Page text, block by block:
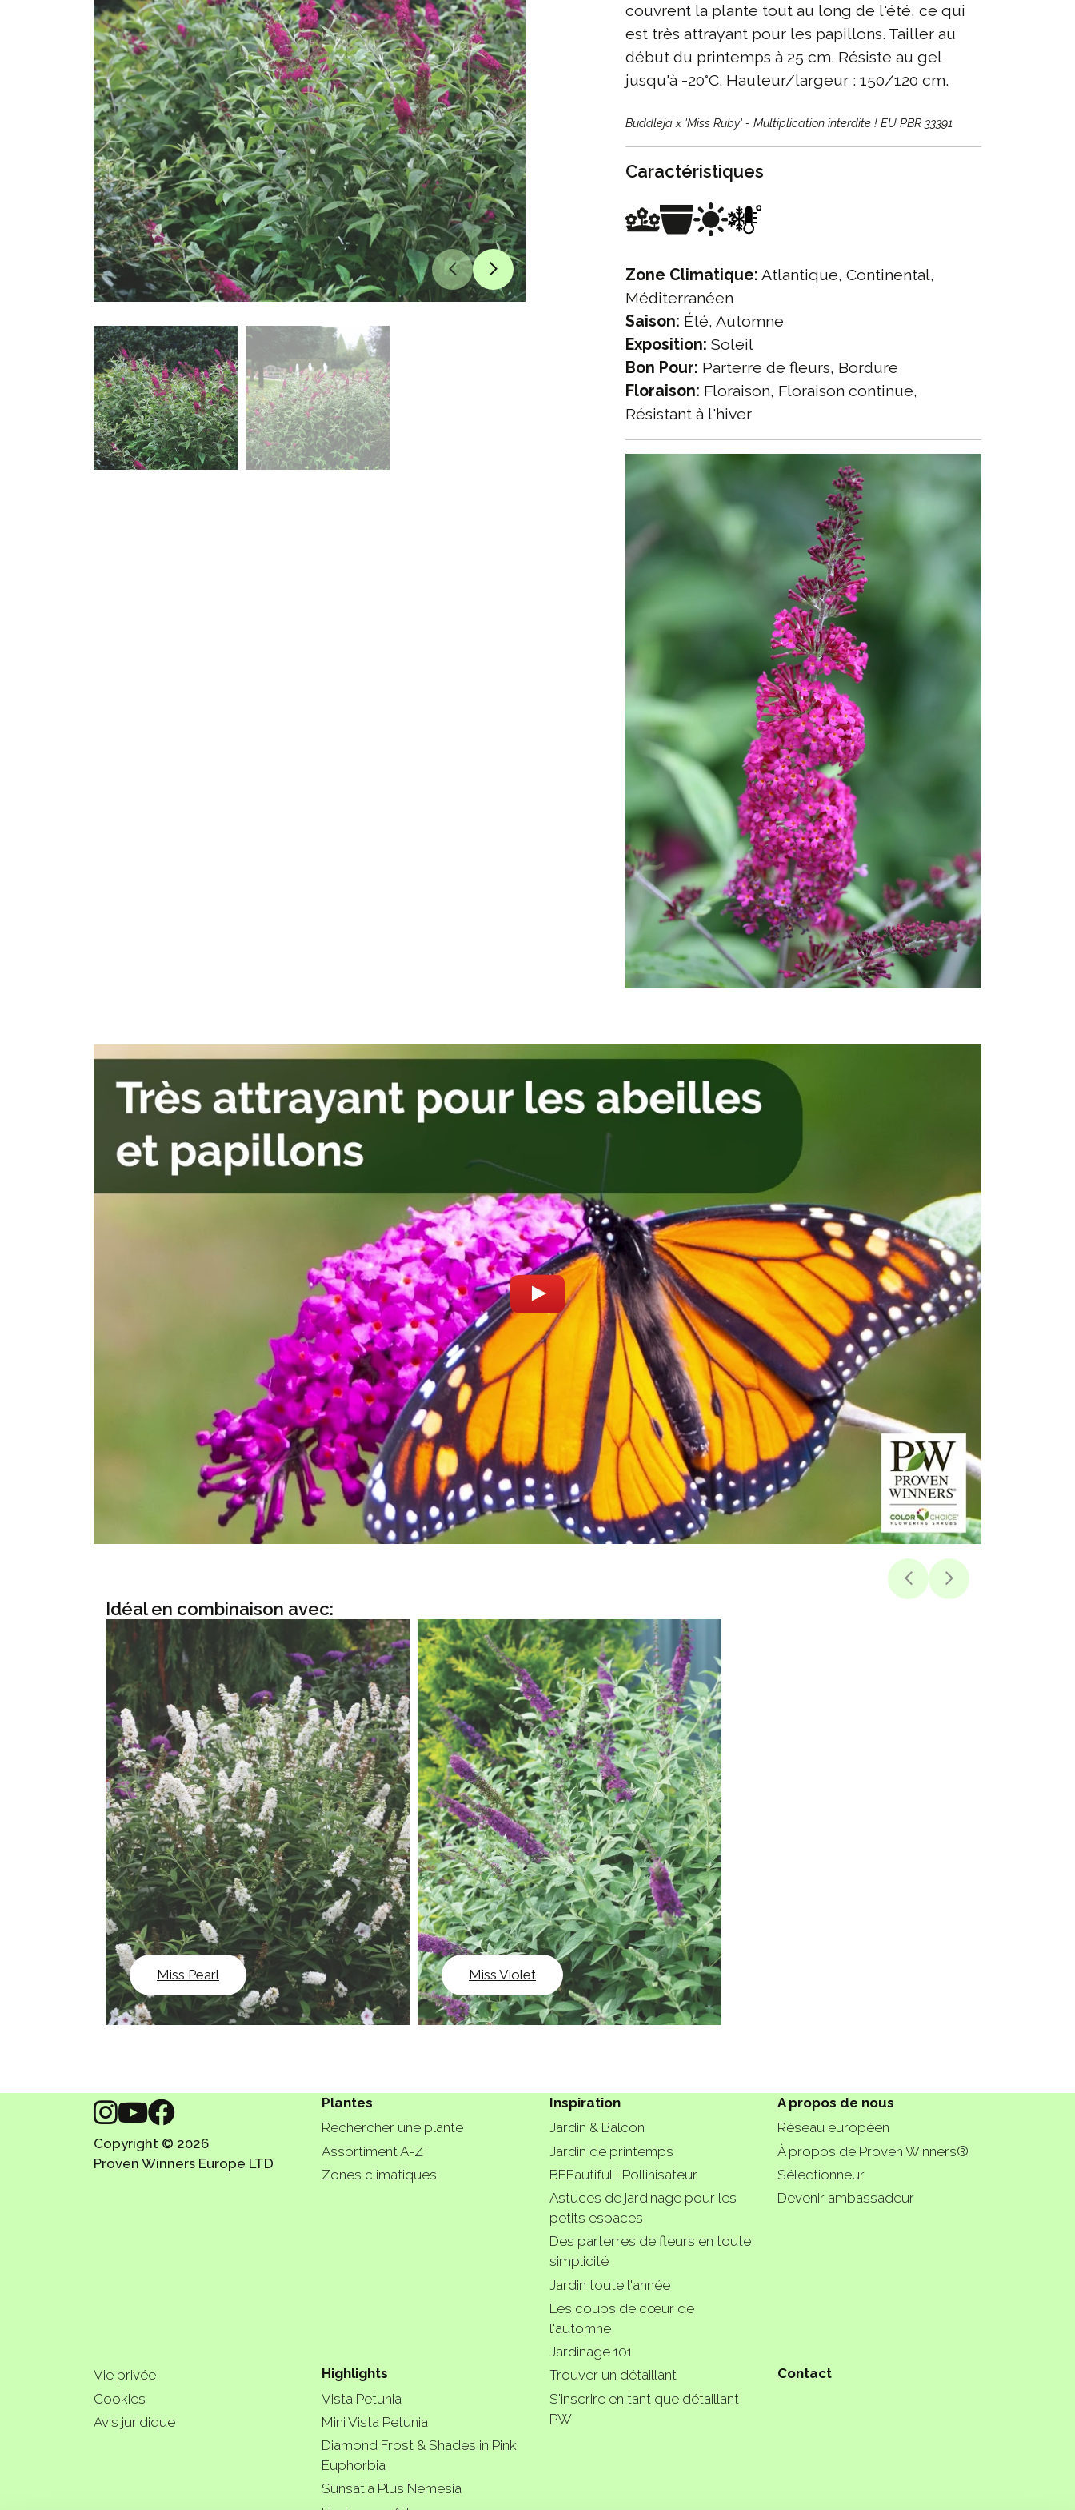
couvrent la plante tout au long de l'été, ce qui
est très attrayant pour les papillons. Tailler au
début du printemps à 25 cm. Résiste au gel
jusqu'à -20°C. Hauteur/largeur : 150/120 cm.
Buddleja x 'Miss Ruby' - Multiplication interdite ! EU PBR 33391
Caractéristiques
Zone Climatique: Atlantique, Continental,
Méditerranéen
Saison: Été, Automne
Exposition: Soleil
Bon Pour: Parterre de fleurs, Bordure
Floraison: Floraison, Floraison continue,
Résistant à l'hiver
Idéal en combinaison avec:
Miss Pearl Miss Violet
Copyright © 2026
Proven Winners Europe LTD
Plantes
Rechercher une plante
Assortiment A-Z
Zones climatiques
Inspiration
Jardin & Balcon
Jardin de printemps
BEEautiful ! Pollinisateur
Astuces de jardinage pour les
petits espaces
Des parterres de fleurs en toute
simplicité
Jardin toute l'année
Les coups de cœur de
l'automne
Jardinage 101
A propos de nous
Réseau européen
À propos de Proven Winners®
Sélectionneur
Devenir ambassadeur
Vie privée
Cookies
Avis juridique
Highlights
Vista Petunia
Mini Vista Petunia
Diamond Frost & Shades in Pink
Euphorbia
Sunsatia Plus Nemesia
Trouver un détaillant
S'inscrire en tant que détaillant
PW
Contact